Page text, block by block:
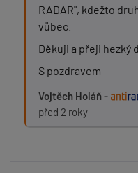
RADAR", kdežto
vůbec.
Děkuji a přeji hezký
S pozdravem
Vojtěch Holáň -
před 2 roky